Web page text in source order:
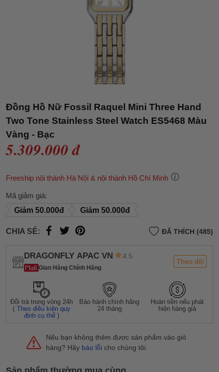
Đồng Hồ Nữ Fossil Raquel Mini Three Hand
Two Tone Stainless Steel Watch ES5468 Màu
Vàng - Bạc
5.309.000 đ
Freeship nội thành Hà Nội & nội thành Hồ Chí Minh
Mã giảm giá:
Giảm 50.000đ
Giảm 50.000đ
CHIA SẺ: ĐÃ THÍCH (485)
DRAGONFLY APAC VN 4.5
Gian Hàng Chính Hãng
Theo dõi
Đỗi trả trong vòng 24h
(Theo điều kiện quy
định cụ thể )
Bảo hành chính hãng
24 tháng
Hoàn tiền nếu phát
hiện hàng giả
Nếu bạn không thêm được sản phẩm vào giỏ
hàng? Hãy báo lỗi cho chúng tôi.